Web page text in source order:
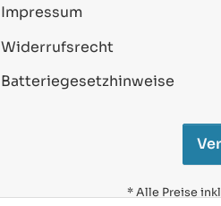
Impressum
Widerrufsrecht
Batteriegesetzhinweise
* Alle Preise